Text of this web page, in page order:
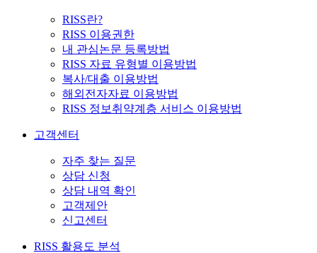
RISS란?
RISS 이용권한
내 관심논문 등록방법
RISS 자료 유형별 이용방법
복사/대출 이용방법
해외전자자료 이용방법
RISS 정보취약계층 서비스 이용방법
고객센터
자주 찾는 질문
상담 신청
상담 내역 확인
고객제안
신고센터
RISS 활용도 분석